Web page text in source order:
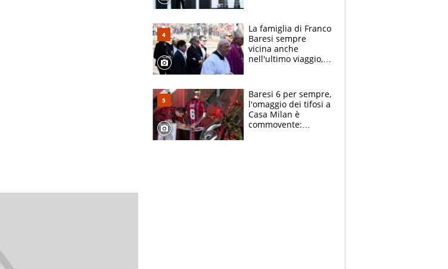
La famiglia di Franco
Baresi sempre
vicina anche
nell'ultimo viaggio,
circondati
dall'affetto dei tifosi
Baresi 6 per sempre,
l'omaggio dei tifosi a
Casa Milan è
commovente: